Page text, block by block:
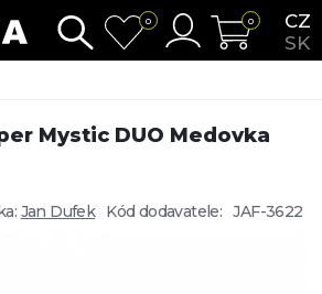
CZ
SK
0 0
Mystic DUO Medovka
Jan Dufek Kód dodavatele:JAF-3622